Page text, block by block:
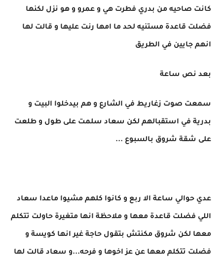
كانت صاحيه من بدري فطرت هي و عمرو و هو نزل لكنها
فضلت قاعدة مستنيه لحد ما امها رنت عليها و قالت لها
انهم جايين في الطريق
بعد نص ساعة
سمعت صوت زغاريط في الشارع و هم بيدخلوا البيت و
بدرية في استقبالهم لكن سعاد سلمت على طول و طلعت
على شقة شروق بالسبوع ...
عدي حوالي ساعة الا ربع و كانوا كلهم مشيوا ماعدا سعاد
اللي فضلت قاعدة معها و ملاحظة انها متغيرة حاولت تتكلم
معها لكن شروق مكنتش بتقول حاجة غير انها كويسة و
فضلت تتكلم معها عن عز اخوها و فرحه...و سعاد قالت لها